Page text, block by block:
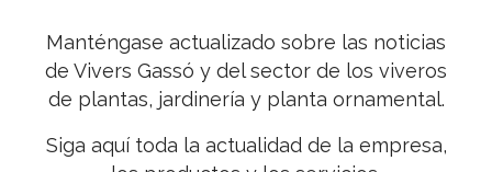
Manténgase actualizado sobre las noticias
de Vivers Gassó y del sector de los viveros
de plantas, jardinería y planta ornamental.
Siga aquí toda la actualidad de la empresa,